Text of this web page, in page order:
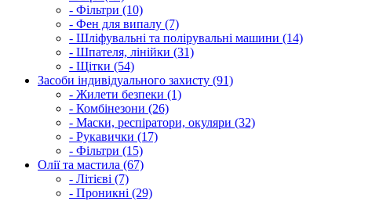
- Фільтри (10)
- Фен для випалу (7)
- Шліфувальні та полірувальні машини (14)
- Шпателя, лінійки (31)
- Щітки (54)
Засоби індивідуального захисту (91)
- Жилети безпеки (1)
- Комбінезони (26)
- Маски, респіратори, окуляри (32)
- Рукавички (17)
- Фільтри (15)
Олії та мастила (67)
- Літієві (7)
- Проникні (29)